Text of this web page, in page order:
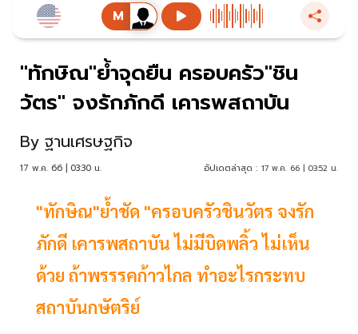
"ทักษิณ"ย้ำจุดยืน ครอบครัว"ชิน
วัตร" จงรักภักดี เคารพสถาบัน
By ฐานเศรษฐกิจ
17 พ.ค. 66 | 03:30 น. อัปเดตล่าสุด : 17 พ.ค. 66 | 03:52 น.
"ทักษิณ"ย้ำชัด "ครอบครัวชินวัตร จงรัก
ภักดี เคารพสถาบัน ไม่มีบิดพลิ้ว ไม่เห็น
ด้วย ถ้าพรรรคก้าวไกล ทำอะไรกระทบ
สถาบันกษัตริย์